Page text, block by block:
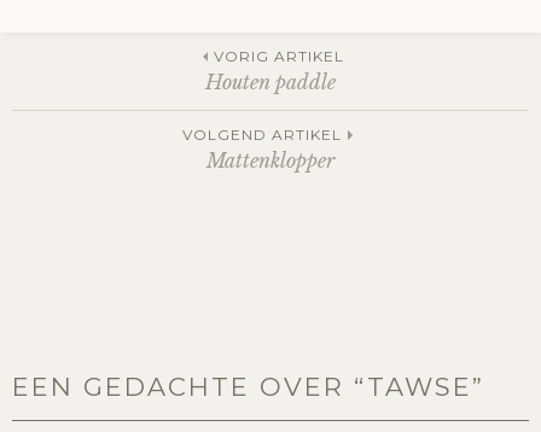
navigation
VORIG ARTIKEL
Houten paddle
VOLGEND ARTIKEL
Mattenklopper
EEN GEDACHTE OVER “ TAWSE”